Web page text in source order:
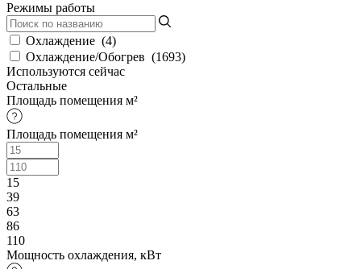
Режимы работы
Охлаждение (4)
Охлаждение/Обогрев (1693)
Используются сейчас
Остальные
Площадь помещения м²
Площадь помещения м²
15
39
63
86
110
Мощность охлаждения, кВт